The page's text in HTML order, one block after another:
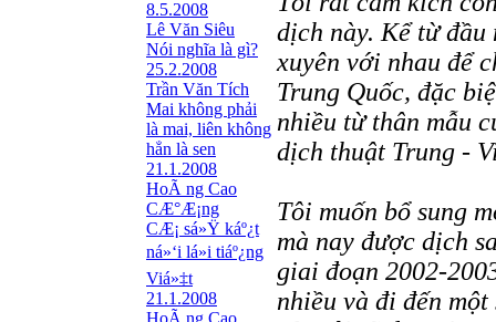
8.5.2008
Lê Văn Siêu
Nói nghĩa là gì?
25.2.2008
Trần Văn Tích
Mai không phải
là mai, liên không
hẳn là sen
21.1.2008
HoÃ ng Cao
CÆ°Æ¡ng
CÆ¡ sá»Ÿ káº¿t
ná»‘i lá»i tiáº¿ng
Viá»‡t
21.1.2008
HoÃ ng Cao
dịch này. Kể từ
xuyên với nhau để
Trung Quốc, đặc
nhiều từ thân mẫu
dịch thuật Trung -
Tôi muốn bổ sung
mà nay được dịch
giai đoạn 2002-
nhiều và đi đến